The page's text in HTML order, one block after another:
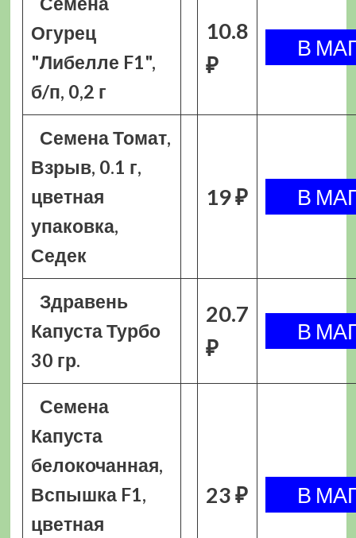
Огурец
"Либелле F1",
б/п, 0,2 г
10.8
₽
Семена Томат,
Взрыв, 0.1 г,
цветная
упаковка,
Седек
19 ₽
Здравень
Капуста Турбо
30 гр.
20.7
₽
Семена
Капуста
белокочанная,
Вспышка F1,
цветная
23 ₽